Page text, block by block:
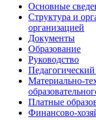
Основные
Структура и
организацией
Документы
Образование
Руководство
Педагогический
Материально-
Платные
Финансово-